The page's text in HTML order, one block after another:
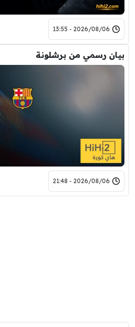
2026/08/06 - 13:55
بيان رسمي من برشلونة
2026/08/06 - 21:48